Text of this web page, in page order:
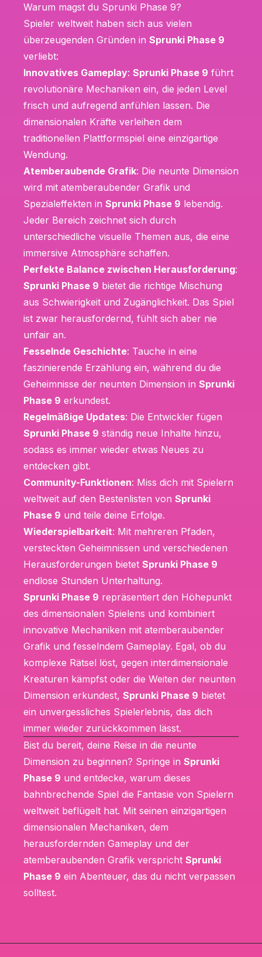
Warum magst du Sprunki Phase 9?
Spieler weltweit haben sich aus vielen
überzeugenden Gründen in Sprunki Phase 9
verliebt:
Innovatives Gameplay: Sprunki Phase 9 führt
revolutionäre Mechaniken ein, die jeden Level
frisch und aufregend anfühlen lassen. Die
dimensionalen Kräfte verleihen dem
traditionellen Plattformspiel eine einzigartige
Wendung.
Atemberaubende Grafik: Die neunte Dimension
wird mit atemberaubender Grafik und
Spezialeffekten in Sprunki Phase 9 lebendig.
Jeder Bereich zeichnet sich durch
unterschiedliche visuelle Themen aus, die eine
immersive Atmosphäre schaffen.
Perfekte Balance zwischen Herausforderung:
Sprunki Phase 9 bietet die richtige Mischung
aus Schwierigkeit und Zugänglichkeit. Das Spiel
ist zwar herausfordernd, fühlt sich aber nie
unfair an.
Fesselnde Geschichte: Tauche in eine
faszinierende Erzählung ein, während du die
Geheimnisse der neunten Dimension in Sprunki
Phase 9 erkundest.
Regelmäßige Updates: Die Entwickler fügen
Sprunki Phase 9 ständig neue Inhalte hinzu,
sodass es immer wieder etwas Neues zu
entdecken gibt.
Community-Funktionen: Miss dich mit Spielern
weltweit auf den Bestenlisten von Sprunki
Phase 9 und teile deine Erfolge.
Wiederspielbarkeit: Mit mehreren Pfaden,
versteckten Geheimnissen und verschiedenen
Herausforderungen bietet Sprunki Phase 9
endlose Stunden Unterhaltung.
Sprunki Phase 9 repräsentiert den Höhepunkt
des dimensionalen Spielens und kombiniert
innovative Mechaniken mit atemberaubender
Grafik und fesselndem Gameplay. Egal, ob du
komplexe Rätsel löst, gegen interdimensionale
Kreaturen kämpfst oder die Weiten der neunten
Dimension erkundest, Sprunki Phase 9 bietet
ein unvergessliches Spielerlebnis, das dich
immer wieder zurückkommen lässt.
Bist du bereit, deine Reise in die neunte
Dimension zu beginnen? Springe in Sprunki
Phase 9 und entdecke, warum dieses
bahnbrechende Spiel die Fantasie von Spielern
weltweit beflügelt hat. Mit seinen einzigartigen
dimensionalen Mechaniken, dem
herausfordernden Gameplay und der
atemberaubenden Grafik verspricht Sprunki
Phase 9 ein Abenteuer, das du nicht verpassen
solltest.